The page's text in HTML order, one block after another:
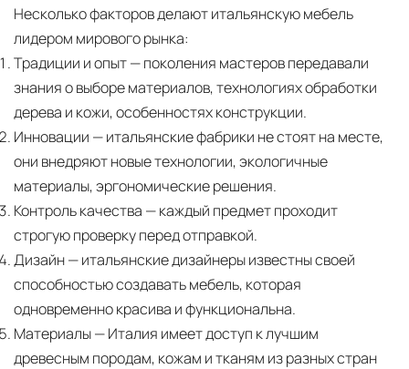
Несколько факторов делают итальянскую мебель
лидером мирового рынка:
Традиции и опыт— поколения мастеров передавали
знания о выборе материалов, технологиях обработки
дерева и кожи, особенностях конструкции.
Инновации — итальянские фабрики не стоят на месте,
они внедряют новые технологии, экологичные
материалы, эргономические решения.
Контроль качества — каждый предмет проходит
строгую проверку перед отправкой.
Дизайн— итальянские дизайнеры известны своей
способностью создавать мебель, которая
одновременно красива и функциональна.
Материалы— Италия имеет доступ к лучшим
древесным породам, кожам и тканям из разных стран